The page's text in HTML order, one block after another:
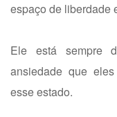
espaço de liberdade
Ele está sempre
ansiedade que
esse estado.